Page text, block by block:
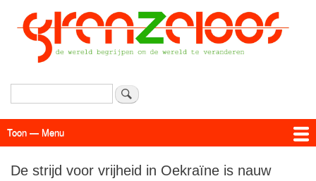
Overslaan
en
naar
de
Zoeken
Menu
Toon — Menu
De strijd voor vrijheid in Oekraïne is nauw